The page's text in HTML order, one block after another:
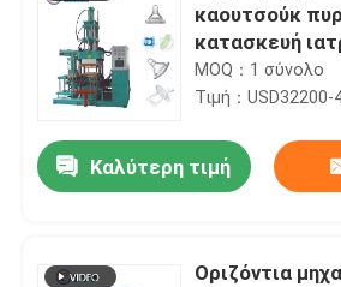
καουτσούκ
κατασκευή
λάρυγγα
MOQ：1 σύνολο
Τιμή：
Καλύτερη τιμή
Οριζόντια